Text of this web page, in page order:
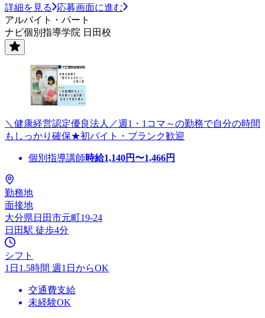
詳細を見る
応募画面に進む
アルバイト・パート
ナビ個別指導学院 日田校
＼健康経営認定優良法人／週1・1コマ～の勤務で自分の時間
もしっかり確保★初バイト・ブランク歓迎
個別指導講師時給1,140円〜1,466円
勤務地
面接地
大分県日田市元町19-24
日田駅 徒歩4分
シフト
1日1.5時間 週1日からOK
交通費支給
未経験OK